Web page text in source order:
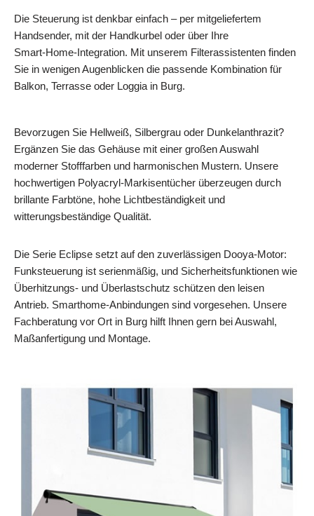
Die Steuerung ist denkbar einfach – per mitgeliefertem
Handsender, mit der Handkurbel oder über Ihre
Smart‑Home‑Integration. Mit unserem Filterassistenten finden
Sie in wenigen Augenblicken die passende Kombination für
Balkon, Terrasse oder Loggia in Burg.
Bevorzugen Sie Hellweiß, Silbergrau oder Dunkelanthrazit?
Ergänzen Sie das Gehäuse mit einer großen Auswahl
moderner Stofffarben und harmonischen Mustern. Unsere
hochwertigen Polyacryl-Markisentücher überzeugen durch
brillante Farbtöne, hohe Lichtbeständigkeit und
witterungsbeständige Qualität.
Die Serie Eclipse setzt auf den zuverlässigen Dooya‑Motor:
Funksteuerung ist serienmäßig, und Sicherheitsfunktionen wie
Überhitzungs‑ und Überlastschutz schützen den leisen
Antrieb. Smarthome‑Anbindungen sind vorgesehen. Unsere
Fachberatung vor Ort in Burg hilft Ihnen gern bei Auswahl,
Maßanfertigung und Montage.